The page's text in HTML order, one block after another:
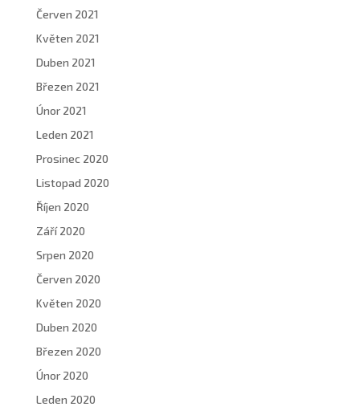
Červen 2021
Květen 2021
Duben 2021
Březen 2021
Únor 2021
Leden 2021
Prosinec 2020
Listopad 2020
Říjen 2020
Září 2020
Srpen 2020
Červen 2020
Květen 2020
Duben 2020
Březen 2020
Únor 2020
Leden 2020